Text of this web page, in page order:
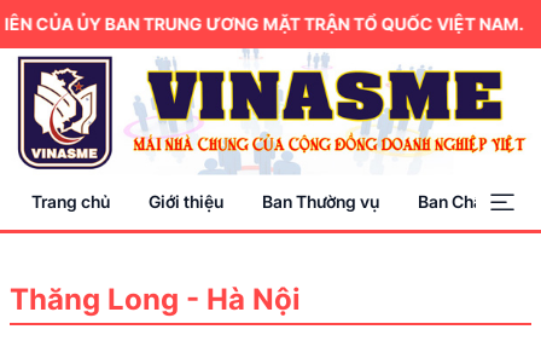
ỦY BAN TRUNG ƯƠNG MẶT TRẬN TỔ QUỐC VIỆT NAM.
Trang chủ Giới thiệu Ban Thường vụ Ban Chấp hành
Thăng Long - Hà Nội